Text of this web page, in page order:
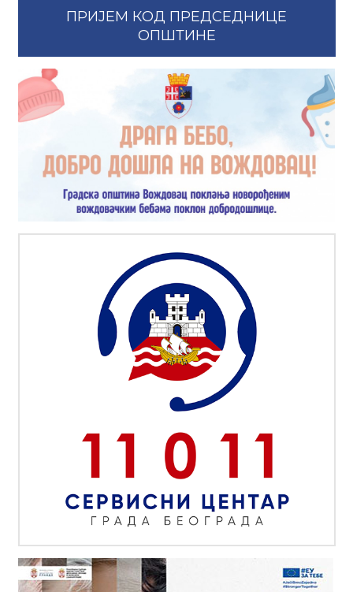
ПРИЈЕМ КОД ПРЕДСЕДНИЦЕ
ОПШТИНЕ